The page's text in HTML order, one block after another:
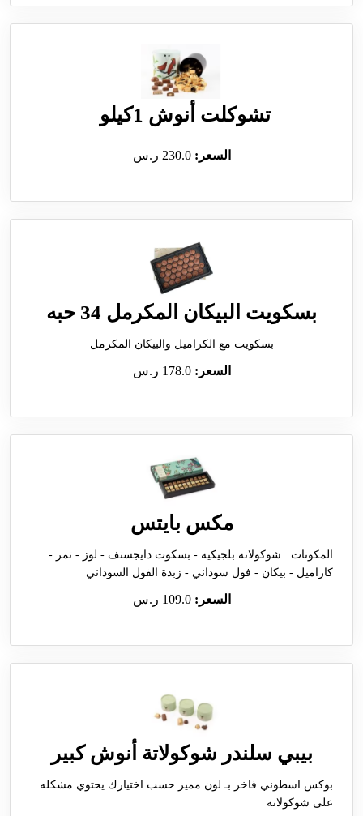
تشوكلت أنوش 1كيلو
السعر:230.0 ر.س
بسكويت البيكان المكرمل 34 حبه
بسكويت مع الكراميل والبيكان المكرمل
السعر:178.0 ر.س
مكس بايتس
المكونات : شوكولاته بلجيكيه - بسكوت دايجستف - لوز - تمر -
كاراميل - بيكان - فول سوداني - زبدة الفول السوداني
السعر:109.0 ر.س
بيبي سلندر شوكولاتة أنوش كبير
بوكس اسطوني فاخر بـ لون مميز حسب اختيارك يحتوي مشكله
على شوكولاته